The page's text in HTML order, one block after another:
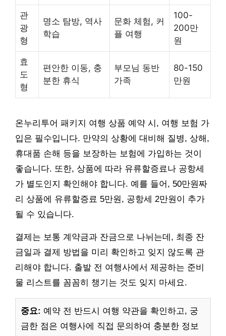
관
광
형
명소 탐방, 역사
학습
문화 체험, 커
플 여행
100-
200만
원
효
도
형
편안한 이동, 충
분한 휴식
부모님 동반
가족
80-150
만원
온누리투어 패키지 여행 상품 예약 시, 여행 보험 가
입은 필수입니다. 만약의 상황에 대비해 질병, 상해,
휴대품 손해 등을 보장하는 보험에 가입하는 것이
좋습니다. 또한, 상품에 따라 유류할증료나 공항세
가 별도인지 확인해야 합니다. 예를 들어, 50만원짜
리 상품에 유류할증료 5만원, 공항세 2만원이 추가
될 수 있습니다.
결제는 보통 계약금과 잔금으로 나뉘는데, 최종 잔
금일과 결제 방법을 미리 확인하고 잊지 않도록 관
리해야 합니다. 출발 전 여행사에서 제공하는 준비
물 리스트를 꼼꼼히 챙기는 것도 잊지 마세요.
중요: 예약 전 반드시 여행 약관을 확인하고, 궁
금한 점은 여행사에 직접 문의하여 충분한 정보